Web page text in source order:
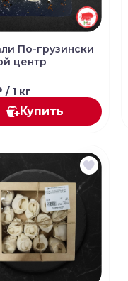
По-грузински
центр
/ 1 кг
Купить